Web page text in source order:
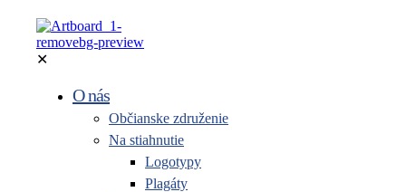
✕
O nás
Občianske združenie
Na stiahnutie
Logotypy
Plagáty